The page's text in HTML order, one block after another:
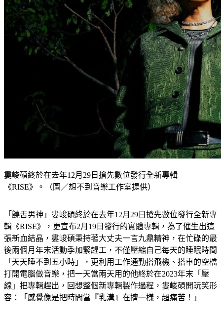
婁峻碩終於在去年12月29日搶先數位發行全新專輯
「饒舌男神」婁峻碩終於在去年12月29日搶先數位發行全新專
輯《RISE》，更宣布2月19日發行的實體專輯，為了催生出這
張新血結晶，婁峻碩秉持著大丈夫一言九鼎精神，在忙碌的最
後兩個月年末活動季加緊趕工，不僅壓縮自己每天的睡眠時間
「天天睡不到五小時」，更利用工作通勤搭飛機、搭車的空檔
打開電腦做音樂，把一天當兩天用的他終於在2023年末「壓
線」把專輯趕出，回想整個新專輯製作過程，婁峻碩開玩笑形